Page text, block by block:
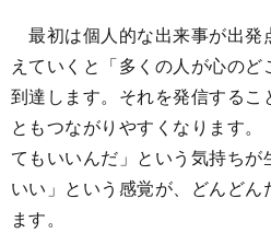
最初は個人的な出来事が出発
えていくと「多くの人が心の
到達します。それを発信するこ
ともつながりやすくなります
てもいいんだ」という気持ち
いい」という感覚が、どんど
ます。